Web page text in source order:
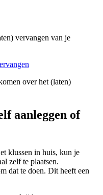
vervangen van je
over het (laten)
aanleggen of
klussen in huis, kun je
zelf te plaatsen.
dat te doen. Dit heeft een